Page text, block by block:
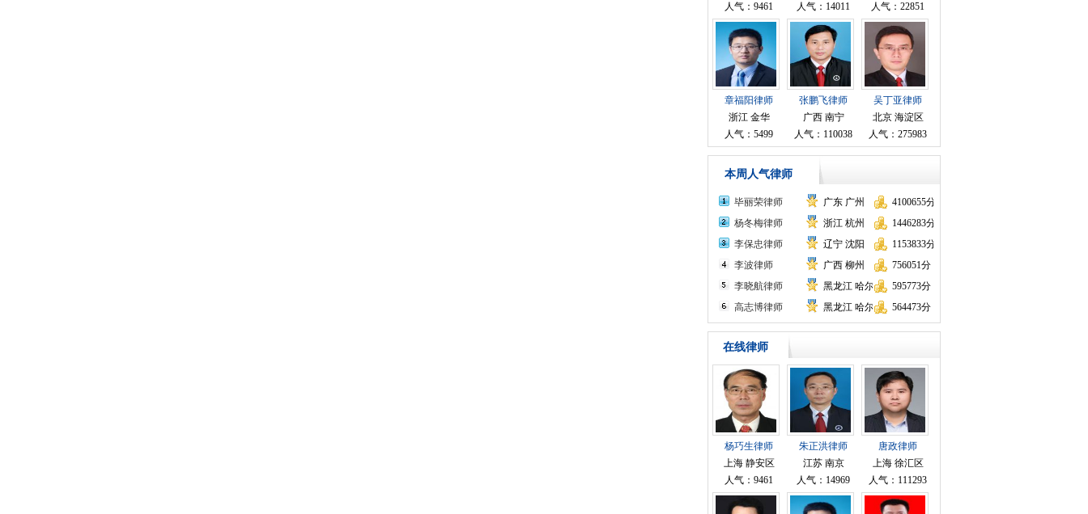
人气：9461
人气：14011
人气：22851
章福阳律师
浙江 金华
人气：5499
张鹏飞律师
广西 南宁
人气：110038
吴丁亚律师
北京 海淀区
人气：275983
本周人气律师
毕丽荣律师 广东 广州
4100655分
杨冬梅律师
浙江 杭州
1446283分
李保忠律师
辽宁 沈阳
1153833分
李波律师
广西 柳州
756051分
李晓航律师
黑龙江 哈尔滨
595773分
高志博律师
黑龙江 哈尔滨 564473分
在线律师
杨巧生律师
上海 静安区
人气：9461
朱正洪律师
江苏 南京
人气：14969
唐政律师
上海 徐汇区
人气：111293